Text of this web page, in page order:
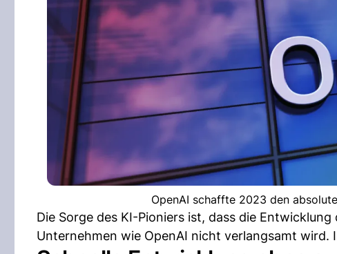
OpenAI schaffte 2023 den
Die Sorge des KI-Pioniers ist, dass die
Unternehmen wie OpenAI nicht verlangsamt wird.